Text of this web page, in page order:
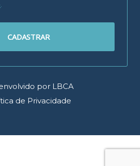
.
CADASTRAR
por LBCA
de Privacidade